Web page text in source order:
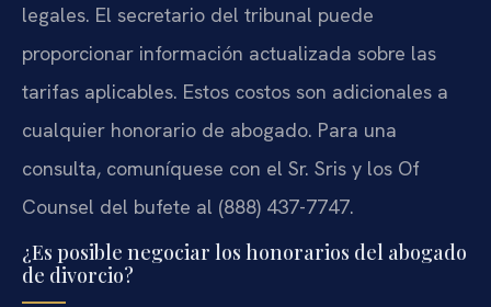
legales. El secretario del tribunal puede
proporcionar información actualizada sobre las
tarifas aplicables. Estos costos son adicionales a
cualquier honorario de abogado. Para una
consulta, comuníquese con el Sr. Sris y los Of
Counsel del bufete al (888) 437-7747.
¿Es posible negociar los honorarios del abogado
de divorcio?